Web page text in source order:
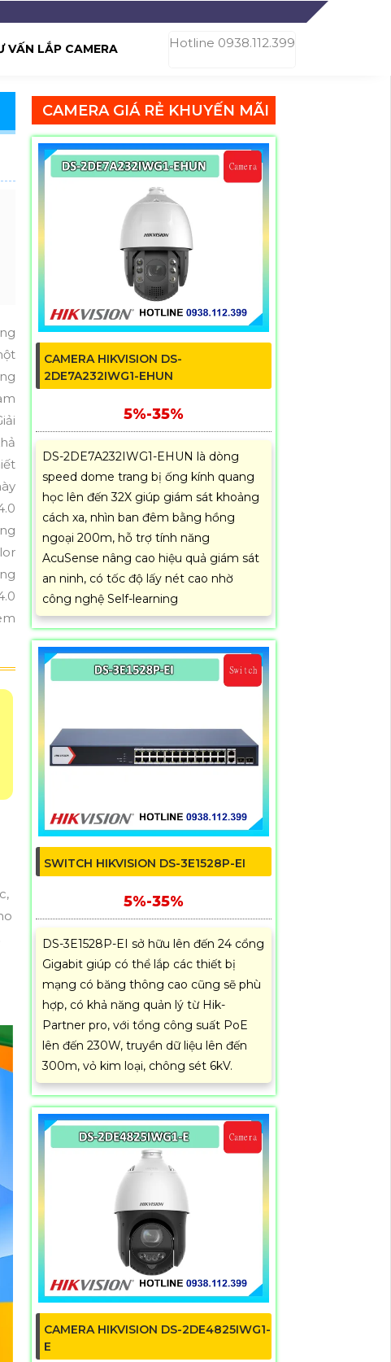
Hotline 0938.112.399
VẤN LẮP CAMERA
CAMERA GIÁ RẺ KHUYẾN MÃI
CAMERA HIKVISION DS-
2DE7A232IWG1-EHUN
5%-35%
DS-2DE7A232IWG1-EHUN là dòng
speed dome trang bị ống kính quang
học lên đến 32X giúp giám sát khoảng
cách xa, nhìn ban đêm bằng hồng
ngoại 200m, hỗ trợ tính năng
AcuSense nâng cao hiệu quả giám sát
an ninh, có tốc độ lấy nét cao nhờ
công nghệ Self-learning
SWITCH HIKVISION DS-3E1528P-EI
5%-35%
DS-3E1528P-EI sở hữu lên đến 24 cổng
Gigabit giúp có thể lắp các thiết bị
mạng có băng thông cao cũng sẽ phù
hợp, có khả năng quản lý từ Hik-
Partner pro, với tổng công suất PoE
lên đến 230W, truyền dữ liệu lên đến
300m, vỏ kim loại, chông sét 6kV.
CAMERA HIKVISION DS-2DE4825IWG1-
E